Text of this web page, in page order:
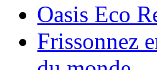
Oasis Eco
Frissonnez